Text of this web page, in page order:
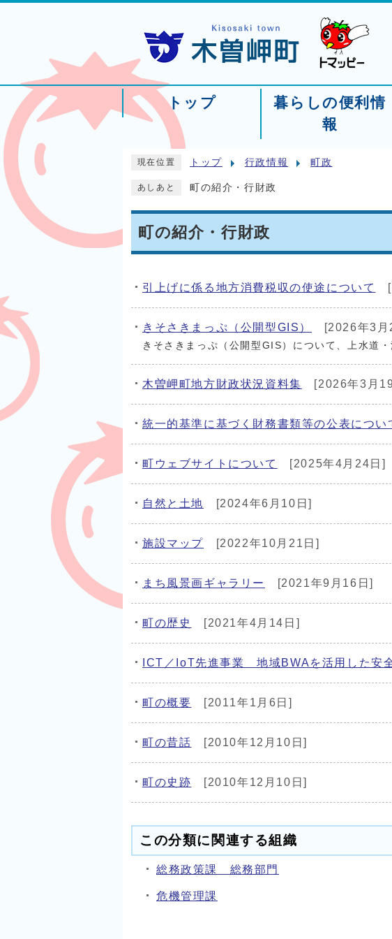
トップ
暮らしの便利情
報
現在位置 トップ 行政情報 町政
あしあと 町の紹介・行財政
町の紹介・行財政
引上げに係る地方消費税収の使途について
きそさきまっぷ（公開型GIS） [2026年3月
きそさきまっぷ（公開型GIS）について、上水道
木曽岬町地方財政状況資料集 [2026年3月
統一的基準に基づく財務書類等の公表につい
町ウェブサイトについて [2025年4月24日]
自然と土地 [2024年6月10日]
施設マップ [2022年10月21日]
まち風景画ギャラリー [2021年9月16日]
町の歴史 [2021年4月14日]
ICT／IoT先進事業 地域BWAを活用した安
町の概要 [2011年1月6日]
町の昔話 [2010年12月10日]
町の史跡 [2010年12月10日]
この分類に関連する組織
総務政策課 総務部門
危機管理課